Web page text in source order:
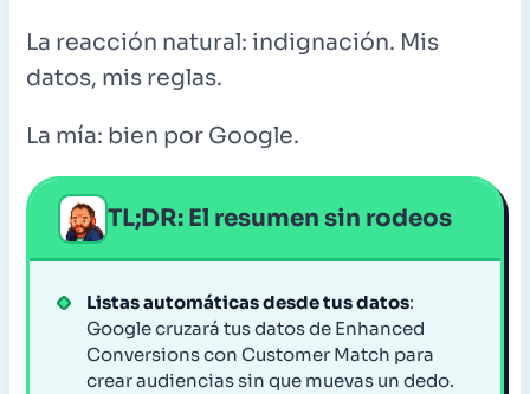
La reacción natural: indignación. Mis
datos, mis reglas.
La mía: bien por Google.
TL;DR: El resumen sin rodeos
Listas automáticas desde tus datos:
Google cruzará tus datos de Enhanced
Conversions con Customer Match para
crear audiencias sin que muevas un dedo.